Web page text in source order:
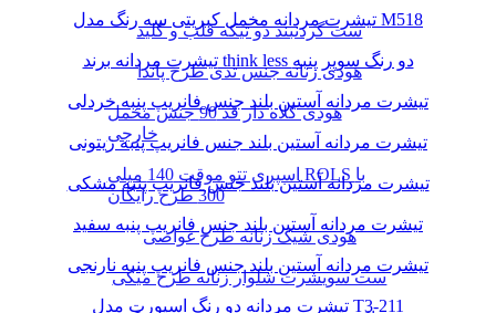
ست گردنبند دو تیکه قلب و کلید
هودی زنانه جنس تدی طرح پاندا
هودی کلاه دار قد 90 جنس مخمل
خارجی
اسپری تتو موقت 140 میلی ROLS با
300 طرح رایگان
هودی شیک زنانه طرح غواصی
ست سویشرت شلوار زنانه طرح میکی
تیشرت مردانه مخمل کبریتی سه رنگ مدل M518
تیشرت مردانه برند think less دو رنگ سوپر پنبه
تیشرت مردانه آستین بلند جنس فانریپ پنبه خردلی
تیشرت مردانه آستین بلند جنس فانریپ پنبه زیتونی
تیشرت مردانه آستین بلند جنس فانریپ پنبه مشکی
تیشرت مردانه آستین بلند جنس فانریپ پنبه سفید
تیشرت مردانه آستین بلند جنس فانریپ پنبه نارنجی
تیشرت مردانه دو رنگ اسپورت مدل T3-211